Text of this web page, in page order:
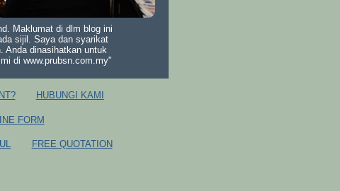
Maklumat di dlm blog ini
sijil. Saya dan syarikat
Anda dinasihatkan untuk
di www.prubsn.com.my"
HUBUNGI KAMI
FORM
FREE QUOTATION